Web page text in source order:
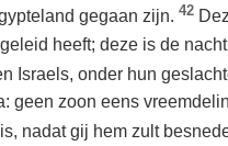
gegaan zijn. 42
heeft; deze is de
Israels, onder hun
geen zoon eens
nadat gij hem zult